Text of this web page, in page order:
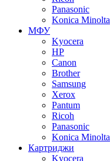
Panasonic
Konica Minolta
МФУ
Kyocera
HP
Canon
Brother
Samsung
Xerox
Pantum
Ricoh
Panasonic
Konica Minolta
Картриджи
Kyocera